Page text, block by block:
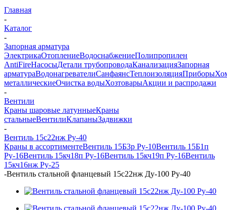
Главная
-
Каталог
-
Запорная арматура
ЭлектрикаОтоплениеВодоснабжениеПолипропилен
AntiFireНасосыДетали трубопроводаКанализацияЗапорная
арматураВодонагревателиСанфаянсТеплоизоляцияПриборы
металлическиеОчистка водыХозтоварыАкции и распродажи
-
Вентили
Краны шаровые латунныеКраны
стальныеВентилиКлапаныЗадвижки
-
Вентиль 15с22нж Ру-40
Краны в ассортиментеВентиль 15Б3р Ру-10Вентиль 15Б1п
Ру-16Вентиль 15кч18п Ру-16Вентиль 15кч19п Ру-16Вентиль
15кч16нж Ру-25
-Вентиль стальной фланцевый 15с22нж Ду-100 Ру-40